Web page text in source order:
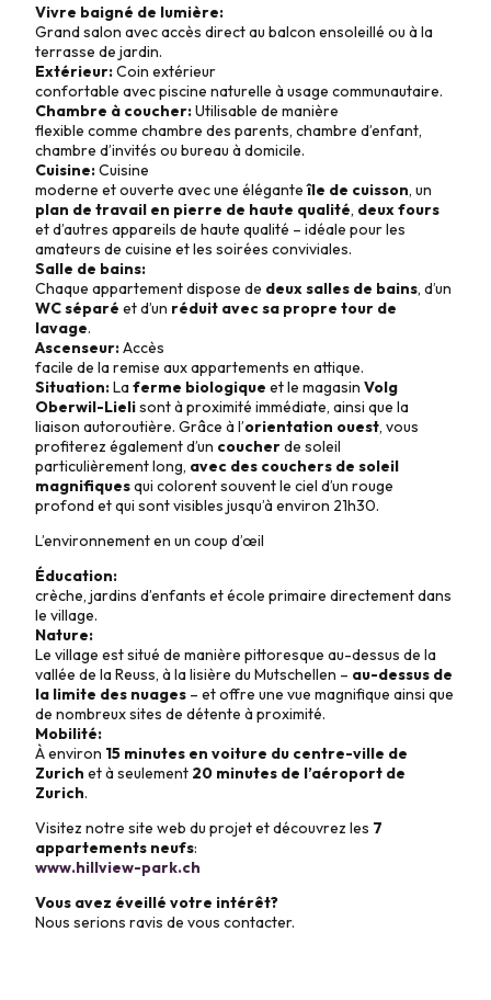
Vivre baigné de lumière:
Grand salon avec accès direct au balcon ensoleillé ou à la
terrasse de jardin.
Extérieur:Coin extérieur
confortable avec piscine naturelle à usage communautaire.
Chambre à coucher:Utilisable de manière
flexible comme chambre des parents, chambre d’enfant,
chambre d’invités ou bureau à domicile.
Cuisine:Cuisine
moderne et ouverte avec une éléganteîle de cuisson, un
plan de travail en pierre de haute qualité, deux fours
et d’autres appareils de haute qualité – idéale pour les
amateurs de cuisine et les soirées conviviales.
Salle de bains:
Chaque appartement dispose de deux salles de bains, d’un
WC séparé et d’un réduit avec sa propre tour de
lavage.
Ascenseur:Accès
facile de la remise aux appartements en attique.
Situation:Laferme biologique et le magasinVolg
Oberwil-Lielisont à proximité immédiate, ainsi que la
liaison autoroutière. Grâce à l’orientation ouest, vous
profiterez également d’un coucherde soleil
particulièrement long, avec des couchers de soleil
magnifiquesqui colorent souvent le ciel d’un rouge
profond et qui sont visibles jusqu’à environ 21h30.
L’environnement en un coup d’œil
Éducation:
crèche, jardins d’enfants et école primaire directement dans
le village.
Nature:
Le village est situé de manière pittoresque au-dessus de la
vallée de la Reuss, à la lisière du Mutschellen – au-dessus de
la limite des nuages – et offre une vue magnifique ainsi que
de nombreux sites de détente à proximité.
Mobilité:
À environ 15 minutes en voiture du centre-ville de
Zurich et à seulement 20 minutes de l’aéroport de
Zurich.
Visitez notre site web du projet et découvrez les 7
appartements neufs:
www.hillview-park.ch
Vous avez éveillé votre intérêt?
Nous serions ravis de vous contacter.